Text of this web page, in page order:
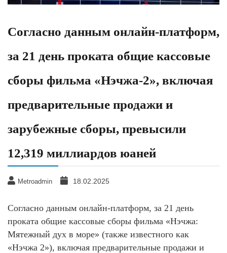
Согласно данным онлайн-платформ,
за 21 день проката общие кассовые
сборы фильма «Нэчжа-2», включая
предварительные продажи и
зарубежные сборы, превысили
12,319 миллиардов юаней
Metroadmin 18.02.2025
Согласно данным онлайн-платформ, за 21 день
проката общие кассовые сборы фильма «Нэчжа:
Мятежный дух в море» (также известного как
«Нэчжа 2»), включая предварительные продажи и